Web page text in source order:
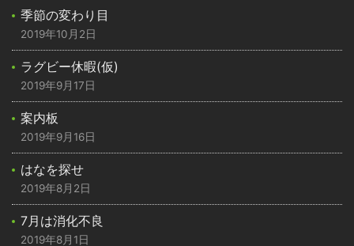
季節の変わり目
2019年10月2日
ラグビー休暇(仮)
2019年9月17日
案内板
2019年9月16日
はなを探せ
2019年8月2日
7月は消化不良
2019年8月1日